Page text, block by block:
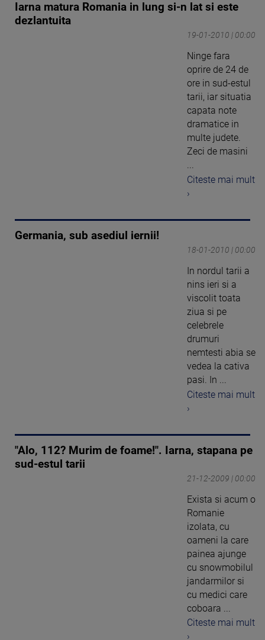
Iarna matura Romania in lung si-n lat si este
dezlantuita
19-01-2010 | 00:00
Ninge fara
oprire de 24 de
ore in sud-estul
tarii, iar situatia
capata note
dramatice in
multe judete.
Zeci de masini
...
Citeste mai mult
›
Germania, sub asediul iernii!
18-01-2010 | 00:00
In nordul tarii a
nins ieri si a
viscolit toata
ziua si pe
celebrele
drumuri
nemtesti abia se
vedea la cativa
pasi. In ...
Citeste mai mult
›
"Alo, 112? Murim de foame!". Iarna, stapana pe
sud-estul tarii
21-12-2009 | 00:00
Exista si acum o
Romanie
izolata, cu
oameni la care
painea ajunge
cu snowmobilul
jandarmilor si
cu medici care
coboara ...
Citeste mai mult
›